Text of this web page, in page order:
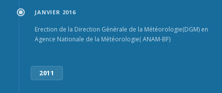
JANVIER 2016
Erection de la Direction Générale de la Météorologie(DGM) en
Agence Nationale de la Météorologie( ANAM-BF)
2011